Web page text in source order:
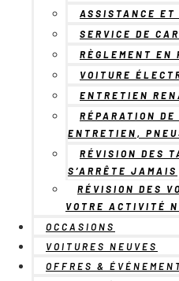
ASSISTANCE ET
SERVICE DE
RÈGLEMENT EN
VOITURE
ENTRETIEN
RÉPARATION
ENTRETIEN,
RÉVISION DES
S’ARRÊTE JAMAIS
RÉVISION DES
VOTRE ACTIVITÉ
OCCASIONS
VOITURES NEUVES
OFFRES &